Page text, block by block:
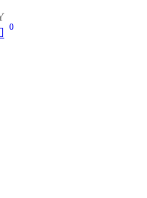
search
account
0